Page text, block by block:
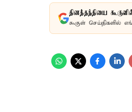
தினத்தந்தியை
கூகுள் செய்திகளில்